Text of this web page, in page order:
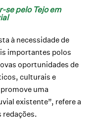
se pelo Tejo em
à necessidade de
importantes polos
oportunidades de
culturais e
uma
existente”, refere a
redações.